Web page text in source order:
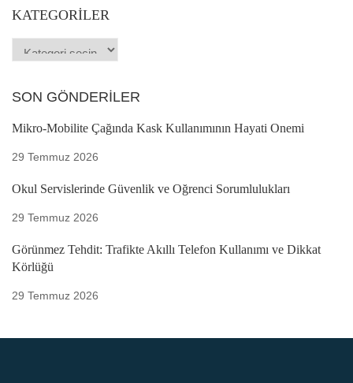
KATEGORILER
Kategoriler
SON GÖNDERILER
Mikro-Mobilite Çağında Kask Kullanımının Hayati Önemi
29 Temmuz 2026
Okul Servislerinde Güvenlik ve Öğrenci Sorumlulukları
29 Temmuz 2026
Görünmez Tehdit: Trafikte Akıllı Telefon Kullanımı ve Dikkat
Körlüğü
29 Temmuz 2026